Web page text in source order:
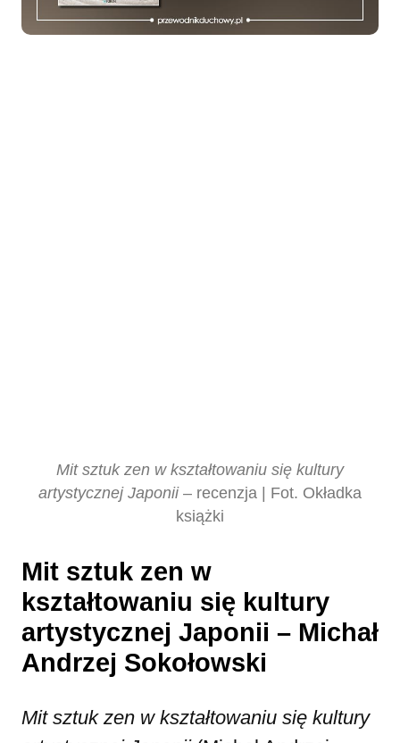
Mit sztuk zen w kształtowaniu się kultury
artystycznej Japonii– recenzja | Fot. Okładka
książki
Mit sztuk zen w
kształtowaniu się kultury
artystycznej Japonii – Michał
Andrzej Sokołowski
Mit sztuk zen w kształtowaniu się kultury